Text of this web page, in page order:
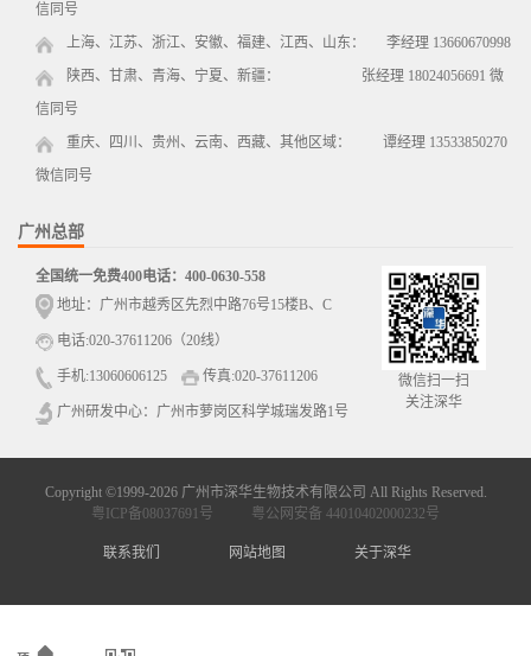
信同号
上海、江苏、浙江、安徽、福建、江西、山东： 李经理 13660670998
陕西、甘肃、青海、宁夏、新疆： 张经理 18024056691 微
信同号
重庆、四川、贵州、云南、西藏、其他区域： 谭经理 13533850270
微信同号
广州总部
全国统一免费400电话：400-0630-558
地址：广州市越秀区先烈中路76号15楼B、C
电话:020-37611206（20线）
手机:13060606125 传真:020-37611206
广州研发中心：广州市萝岗区科学城瑞发路1号
微信扫一扫
关注深华
Copyright ©1999-2026 广州市深华生物技术有限公司 All Rights Reserved.
粤ICP备08037691号
粤公网安备 44010402000232号
联系我们 网站地图 关于深华